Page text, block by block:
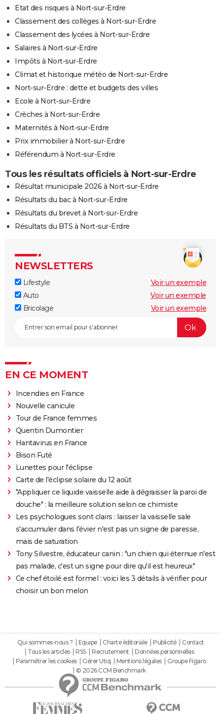
Etat des risques à Nort-sur-Erdre
Classement des collèges à Nort-sur-Erdre
Classement des lycées à Nort-sur-Erdre
Salaires à Nort-sur-Erdre
Impôts à Nort-sur-Erdre
Climat et historique météo de Nort-sur-Erdre
Nort-sur-Erdre : dette et budgets des villes
Ecole à Nort-sur-Erdre
Crèches à Nort-sur-Erdre
Maternités à Nort-sur-Erdre
Prix immobilier à Nort-sur-Erdre
Référendum à Nort-sur-Erdre
Tous les résultats officiels à Nort-sur-Erdre
Résultat municipale 2026 à Nort-sur-Erdre
Résultats du bac à Nort-sur-Erdre
Résultats du brevet à Nort-sur-Erdre
Résultats du BTS à Nort-sur-Erdre
NEWSLETTERS
Lifestyle
Voir un exemple
Auto
Voir un exemple
Bricolage
Voir un exemple
EN CE MOMENT
Incendies en France
Nouvelle canicule
Tour de France femmes
Quentin Dumontier
Hantavirus en France
Bison Futé
Lunettes pour l'éclipse
Carte de l'éclipse solaire du 12 août
"Appliquer ce liquide vaisselle aide à dégraisser la paroi de
douche" : la meilleure solution selon ce chimiste
Les psychologues sont clairs : laisser la vaisselle sale
s'accumuler dans l'évier n'est pas un signe de paresse,
mais de saturation
Tony Silvestre, éducateur canin : "un chien qui éternue n'est
pas malade, c'est un signe pour dire qu'il est heureux"
Ce chef étoilé est formel : voici les 3 détails à vérifier pour
choisir un bon melon
Qui sommes-nous ? Equipe Charte éditoriale Publicité
Contact
Tous les articles
RSS Recrutement
Données personnelles
Paramétrer les cookies
Gérer Utiq Mentions légales
Groupe Figaro
© 2026 CCM Benchmark